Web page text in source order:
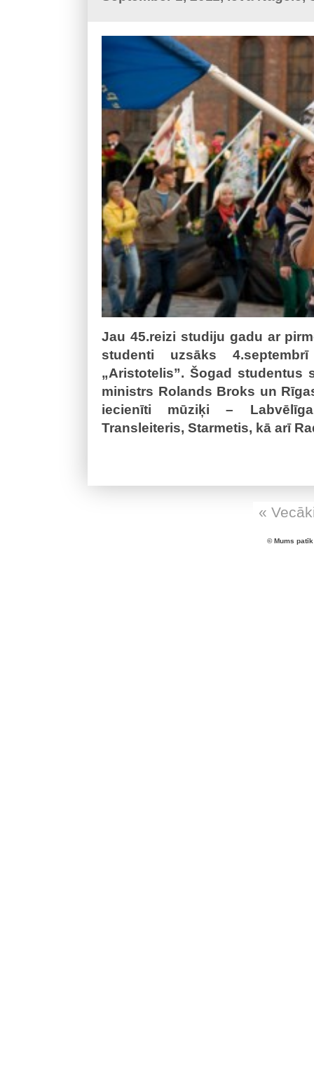
Jau 45.reizi studiju gadu ar
studenti uzsāks
„Aristotelis”. Šogad studentus
ministrs Rolands Broks un
iecienīti mūziķi –
Transleiteris, Starmetis, kā arī
«
© Mums